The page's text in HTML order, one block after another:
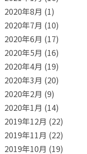
2020年8月 (1)
2020年7月 (10)
2020年6月 (17)
2020年5月 (16)
2020年4月 (19)
2020年3月 (20)
2020年2月 (9)
2020年1月 (14)
2019年12月 (22)
2019年11月 (22)
2019年10月 (19)